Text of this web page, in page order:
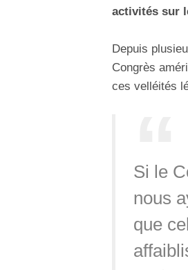
activités sur
Depuis
Congrès
ces velléités
Si le
nous
que